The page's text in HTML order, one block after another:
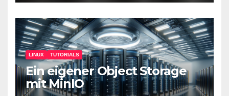
LINUX TUTORIALS
Ein eigener Object Storage
mit MinIO